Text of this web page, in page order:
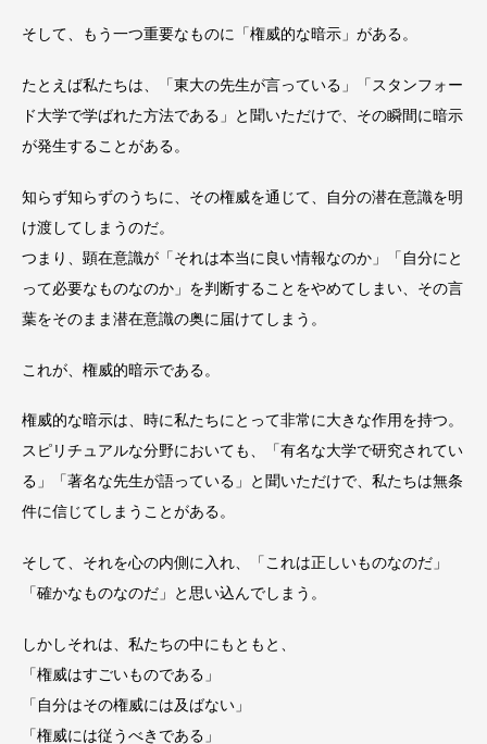
そして、もう一つ重要なものに「権威的な暗示」がある。
たとえば私たちは、「東大の先生が言っている」「スタンフォー
ド大学で学ばれた方法である」と聞いただけで、その瞬間に暗示
が発生することがある。
知らず知らずのうちに、その権威を通じて、自分の潜在意識を明
け渡してしまうのだ。
つまり、顕在意識が「それは本当に良い情報なのか」「自分にと
って必要なものなのか」を判断することをやめてしまい、その言
葉をそのまま潜在意識の奥に届けてしまう。
これが、権威的暗示である。
権威的な暗示は、時に私たちにとって非常に大きな作用を持つ。
スピリチュアルな分野においても、「有名な大学で研究されてい
る」「著名な先生が語っている」と聞いただけで、私たちは無条
件に信じてしまうことがある。
そして、それを心の内側に入れ、「これは正しいものなのだ」
「確かなものなのだ」と思い込んでしまう。
しかしそれは、私たちの中にもともと、
「権威はすごいものである」
「自分はその権威には及ばない」
「権威には従うべきである」